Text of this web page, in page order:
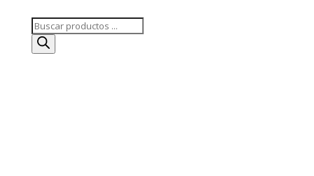
Búsqueda
de
productos